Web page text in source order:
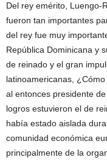
Del rey emérito, Luengo-
fueron tan importantes
del rey fue muy
República Dominicana y
de reinado y el gran
latinoamericanas,
al entonces presidente
logros estuvieron el de
había estado aislada
comunidad económica
principalmente de la